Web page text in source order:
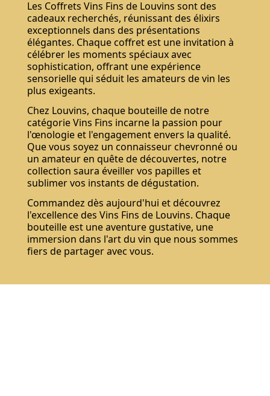
Les Coffrets Vins Fins de Louvins sont des
cadeaux recherchés, réunissant des élixirs
exceptionnels dans des présentations
élégantes. Chaque coffret est une invitation à
célébrer les moments spéciaux avec
sophistication, offrant une expérience
sensorielle qui séduit les amateurs de vin les
plus exigeants.
Chez Louvins, chaque bouteille de notre
catégorie Vins Fins incarne la passion pour
l'œnologie et l'engagement envers la qualité.
Que vous soyez un connaisseur chevronné ou
un amateur en quête de découvertes, notre
collection saura éveiller vos papilles et
sublimer vos instants de dégustation.
Commandez dès aujourd'hui et découvrez
l'excellence des Vins Fins de Louvins. Chaque
bouteille est une aventure gustative, une
immersion dans l'art du vin que nous sommes
fiers de partager avec vous.